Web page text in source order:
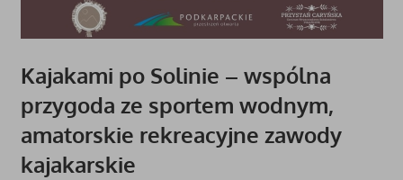
Kajakami po Solinie – wspólna
przygoda ze sportem wodnym,
amatorskie rekreacyjne zawody
kajakarskie